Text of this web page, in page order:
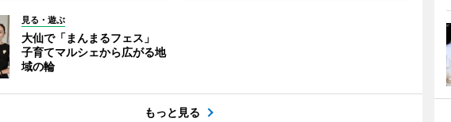
見る・遊ぶ
大仙で「まんまるフェス」
子育てマルシェから広がる地
域の輪
もっと見る